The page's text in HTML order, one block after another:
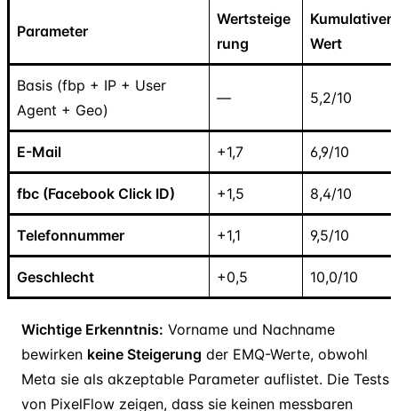
Parameter
Wertsteige
rung
Kumulativer
Wert
Basis (fbp + IP + User
Agent + Geo)
— 5,2/10
E-Mail +1,7 6,9/10
fbc (Facebook Click ID) +1,5 8,4/10
Telefonnummer +1,1 9,5/10
Geschlecht +0,5 10,0/10
Wichtige Erkenntnis: Vorname und Nachname
bewirken keine Steigerung der EMQ-Werte, obwohl
Meta sie als akzeptable Parameter auflistet. Die Tests
von PixelFlow zeigen, dass sie keinen messbaren